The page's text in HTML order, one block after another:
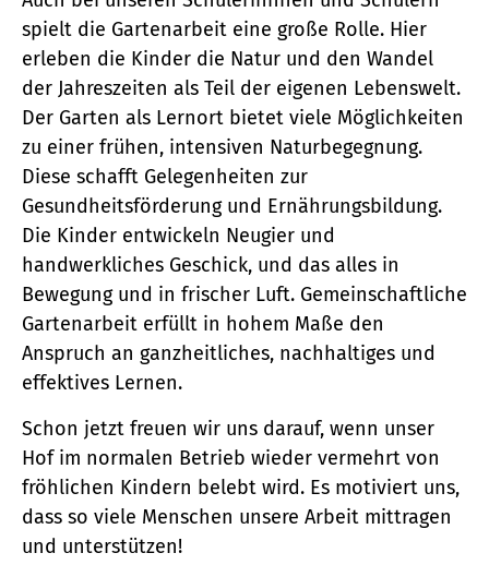
spielt die Gartenarbeit eine große Rolle. Hier
erleben die Kinder die Natur und den Wandel
der Jahreszeiten als Teil der eigenen Lebenswelt.
Der Garten als Lernort bietet viele Möglichkeiten
zu einer frühen, intensiven Naturbegegnung.
Diese schafft Gelegenheiten zur
Gesundheitsförderung und Ernährungsbildung.
Die Kinder entwickeln Neugier und
handwerkliches Geschick, und das alles in
Bewegung und in frischer Luft. Gemeinschaftliche
Gartenarbeit erfüllt in hohem Maße den
Anspruch an ganzheitliches, nachhaltiges und
effektives Lernen.
Schon jetzt freuen wir uns darauf, wenn unser
Hof im normalen Betrieb wieder vermehrt von
fröhlichen Kindern belebt wird. Es motiviert uns,
dass so viele Menschen unsere Arbeit mittragen
und unterstützen!